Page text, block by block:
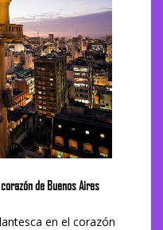
de Buenos Aires
en el corazón